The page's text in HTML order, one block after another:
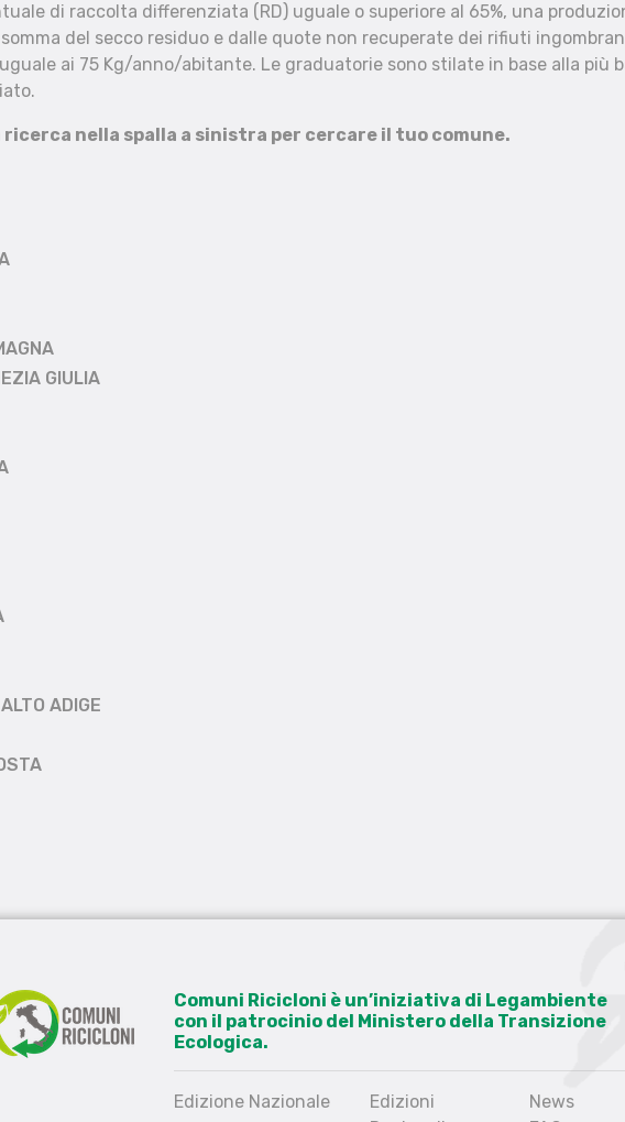
di raccolta differenziata (RD) uguale o superiore al 65%, una
del secco residuo e dalle quote non recuperate dei rifiuti
ai 75 Kg/anno/abitante. Le graduatorie sono stilate in base alla più
nella spalla a sinistra per cercare il tuo comune.
GIULIA
ADIGE
Comuni Ricicloni è un’iniziativa di Legambiente
con il patrocinio del Ministero della Transizione
Ecologica.
Edizione Nazionale
Edizioni
News